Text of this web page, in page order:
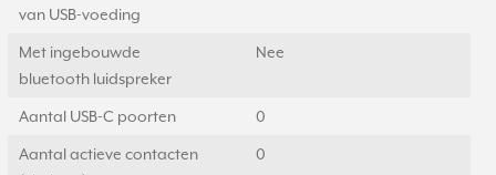
van USB-voeding
Met ingebouwde
bluetooth luidspreker
Nee
Aantal USB-C poorten 0
Aantal actieve contacten
0